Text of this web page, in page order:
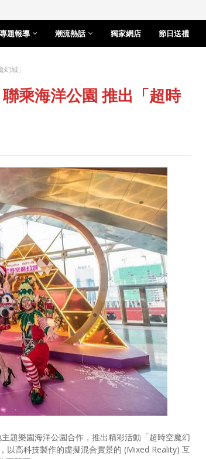
專題報導 潮流熱話 獨家網店 節日送禮
城」
乘海洋公園 推出「超時
題樂園海洋公園合作，推出精彩活動「超時空魔幻
以高科技製作的虛擬混合實景的 (Mixed Reality) 互